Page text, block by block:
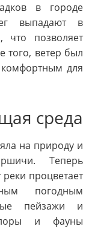
в городе
выпадают в
что позволяет
ветер был
для
среда
на природу и
Теперь
реки процветает
погодным
пейзажи и
и фауны